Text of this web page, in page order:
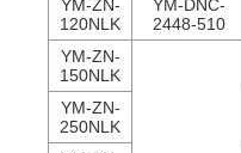
YM-ZN-
120NLK
YM-DNC-
2448-510
YM-ZN-
150NLK
YM-ZN-
250NLK